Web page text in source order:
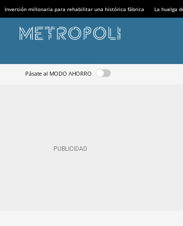
Inversión millonaria para rehabilitar una histórica fábrica La huelga
Pásate al MODO AHORRO